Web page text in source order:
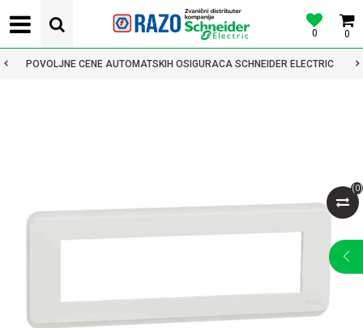
0
0
POVOLJNE CENE AUTOMATSKIH OSIGURACA SCHNEIDER ELECTRIC
(0)